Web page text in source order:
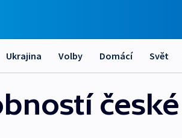
Ukrajina Volby Domácí Svět